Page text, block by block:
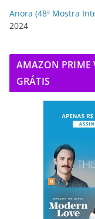
Anora (48ª Mostra
2024
AMAZON PRIME
GRÁTIS